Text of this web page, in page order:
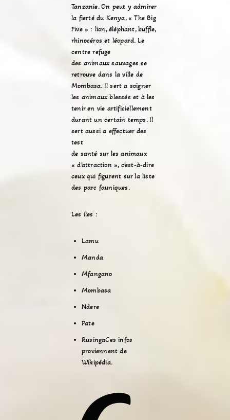
Tanzanie. On peut y admirer
la fierté du Kenya, « The Big
Five » : lion,éléphant,buffle,
rhinocéros et léopard. Le
centre refuge
des animaux sauvages se
retrouve dans la ville de
Mombasa. Il sert a soigner
les animaux blessés et à les
tenir en vie artificiellement
durant un certain temps. Il
sert aussi a effectuer des
test
de santé sur les animaux
« d’attraction », c’est-à-dire
ceux qui figurent sur la liste
des parc fauniques.
Les iles :
Lamu
Manda
Mfangano
Mombasa
Ndere
Pate
RusingaCes infos
proviennent de
Wikipédia.